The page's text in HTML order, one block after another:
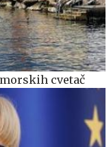
cvetač